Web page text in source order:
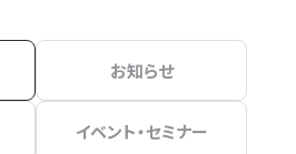
お知らせ
イベント・セミナー